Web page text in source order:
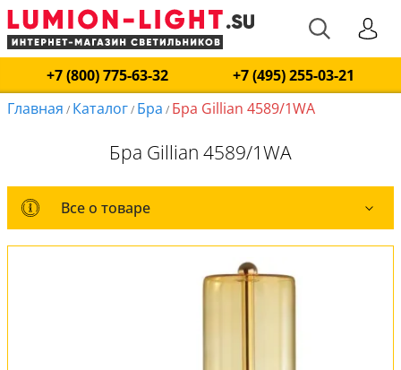
+7 (800) 775-63-32
+7 (495) 255-03-21
Главная / Каталог/ Бра / Бра Gillian 4589/1WA
Бра Gillian 4589/1WA
Все о товаре
Все о товаре